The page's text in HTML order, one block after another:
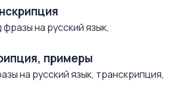
на русский язык,
примеры
на русский язык, транскрипция,